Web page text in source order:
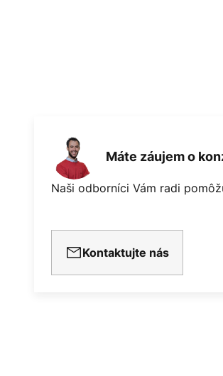
Máte záujem o
Naši odborníci Vám radi
Kontaktujte nás